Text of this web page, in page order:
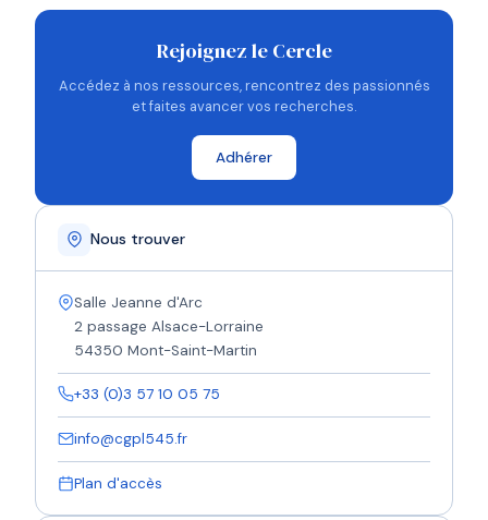
Rejoignez le Cercle
Accédez à nos ressources, rencontrez des passionnés
et faites avancer vos recherches.
Adhérer
Nous trouver
Salle Jeanne d'Arc
2 passage Alsace-Lorraine
54350 Mont-Saint-Martin
+33 (0)3 57 10 05 75
info@cgpl545.fr
Plan d'accès